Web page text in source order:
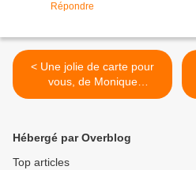
Répondre
< Une jolie de carte pour
vous, de Monique
ASUNÇAO .
Hébergé par Overblog
Top articles